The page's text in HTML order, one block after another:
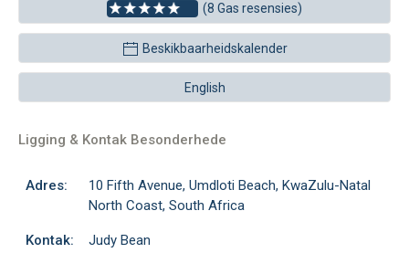
(8 Gas resensies)
Beskikbaarheidskalender
English
Ligging & Kontak Besonderhede
Adres:
10 Fifth Avenue, Umdloti Beach, KwaZulu-Natal
North Coast, South Africa
Kontak: Judy Bean